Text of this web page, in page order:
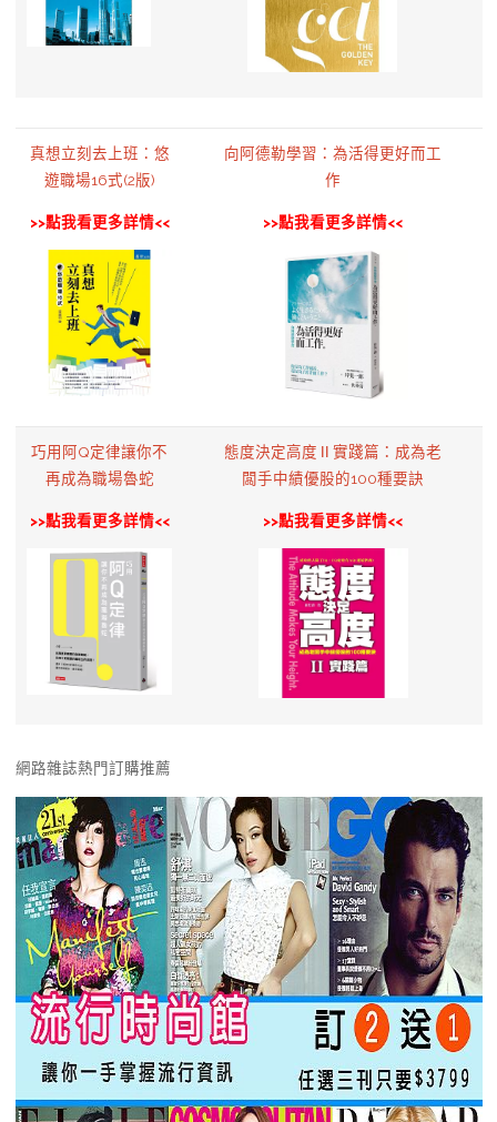
真想立刻去上班：悠
遊職場16式(2版)
>>點我看更多詳情<<
向阿德勒學習：為活得更好而工
作
>>點我看更多詳情<<
巧用阿Q定律讓你不
再成為職場魯蛇
>>點我看更多詳情<<
態度決定高度Ⅱ實踐篇：成為老
闆手中績優股的100種要訣
>>點我看更多詳情<<
網路雜誌熱門訂購推薦